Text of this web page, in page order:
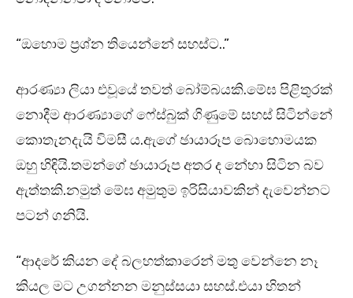
“ඔහොම ප්‍රශ්න තියෙන්නේ සහස්ට..”
ආරණ්‍යා ලියා එවූයේ තවත් බෝම්බයකි.මේඝ පිළිතුරක්
නොදීම ආරණ්‍යාගේ ෆේස්බුක් ගිණුමේ සහස් සිටින්නේ
කොතැනදැයි විමසී ය.ඇගේ ඡායාරූප බොහොමයක
ඔහු හිඳියි.තමන්ගේ ඡායාරූප අතර ද නේහා සිටින බව
ඇත්තකි.නමුත් මේඝ අමුතුම ඉරිසියාවකින් දැවෙන්නට
පටන් ගනියි.
“ආදරේ කියන දේ බලහත්කාරෙන් මතු වෙන්නෙ නෑ
කියල මට උගන්නන මනුස්සයා සහස්.එයා හිතන්